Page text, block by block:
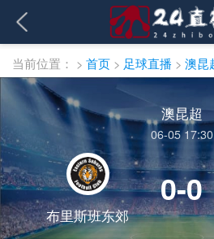
当前位置： > 首页 > 足球直播 > 澳昆
澳昆超
06-05 17:30
布里斯班东郊
0-0